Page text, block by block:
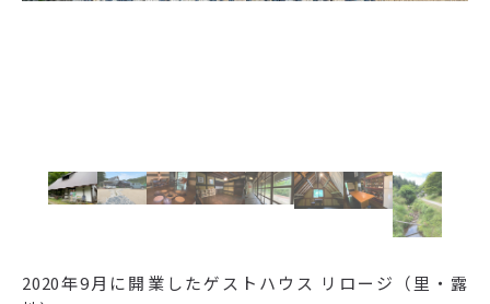
2020年9月に開業したゲストハウス リロージ（里・露